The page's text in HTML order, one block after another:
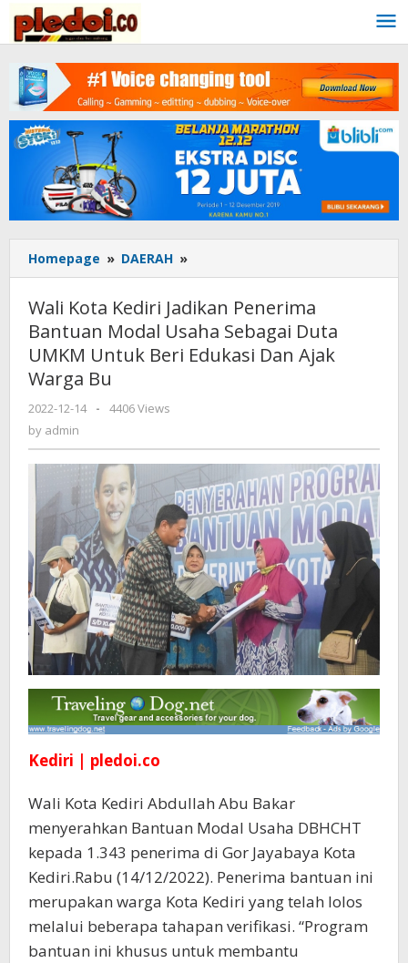
content
Homepage » DAERAH »
Kota
Kediri
Jadikan
Penerima
Bantuan
UMKM
Untuk
Beri
Edukasi
Dan
Ajak
Warga
Bu
Wali Kota Kediri Jadikan Penerima
Bantuan Modal Usaha Sebagai Duta
UMKM Untuk Beri Edukasi Dan Ajak
Warga Bu
2022-12-14
by
-
4406 Views
by admin
Kediri | pledoi.co
Wali Kota Kediri Abdullah Abu Bakar
menyerahkan Bantuan Modal Usaha DBHCHT
kepada 1.343 penerima di Gor Jayabaya Kota
Kediri.Rabu (14/12/2022). Penerima bantuan ini
merupakan warga Kota Kediri yang telah lolos
melalui beberapa tahapan verifikasi. “Program
bantuan ini khusus untuk membantu